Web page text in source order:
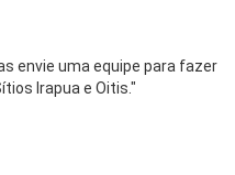
envie uma equipe para fazer
Irapua e Oitis."